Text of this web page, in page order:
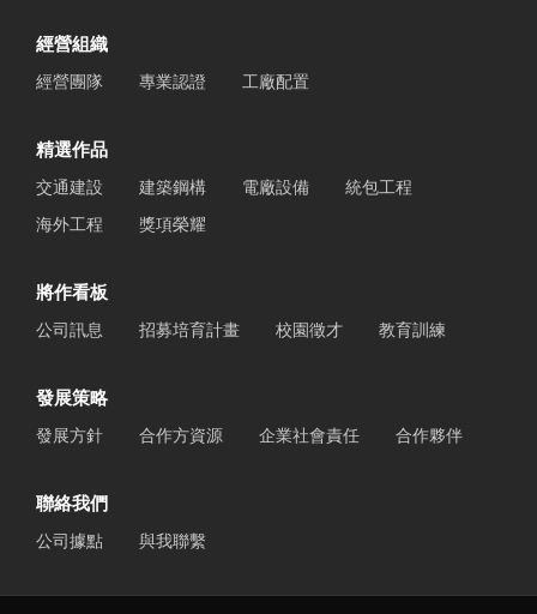
經營組織
經營團隊 專業認證 工廠配置
精選作品
交通建設 建築鋼構 電廠設備
統包工程
海外工程
獎項榮耀
將作看板
公司訊息 招募培育計畫 校園徵才 教育訓練
發展策略
發展方針 合作方資源 企業社會責任 合作夥伴
聯絡我們
公司據點 與我聯繫